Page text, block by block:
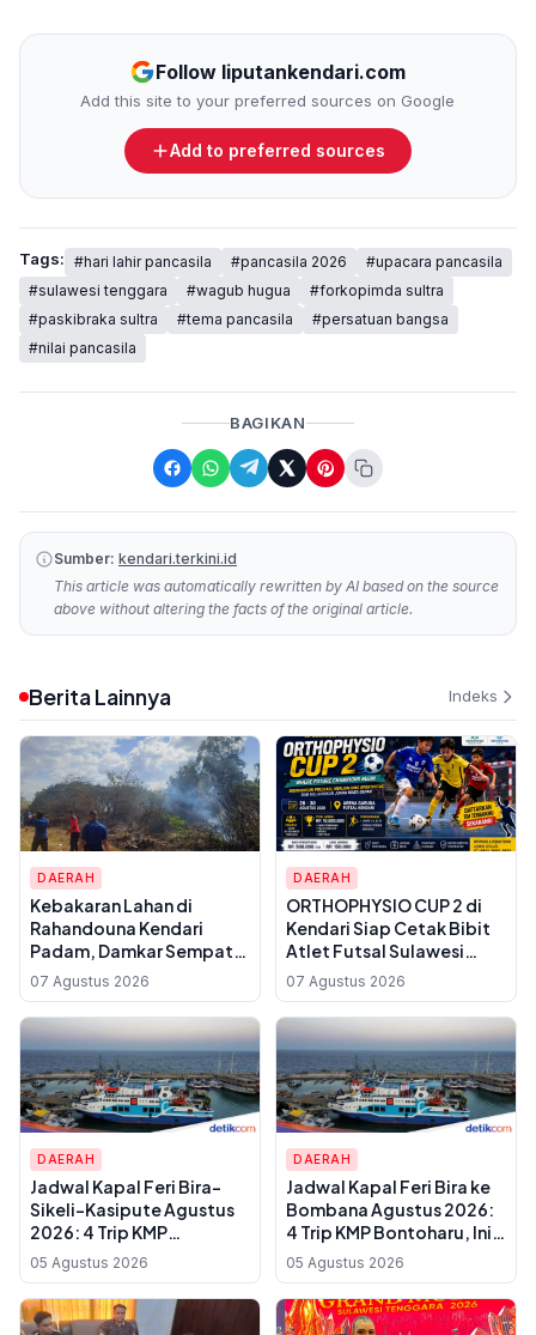
Follow liputankendari.com
Add this site to your preferred sources on Google
Add to preferred sources
Tags: #hari lahir pancasila #pancasila 2026
#upacara pancasila
#sulawesi tenggara
#wagub hugua
#forkopimda sultra
#paskibraka sultra
#tema pancasila
#persatuan bangsa
#nilai pancasila
BAGIKAN
Sumber: kendari.terkini.id
This article was automatically rewritten by AI based on the source
above without altering the facts of the original article.
Berita Lainnya Indeks
DAERAH
Kebakaran Lahan di
Rahandouna Kendari
Padam, Damkar Sempat
Padamkan Api yang
Menyala Kembali
07 Agustus 2026
DAERAH
ORTHOPHYSIO CUP 2 di
Kendari Siap Cetak Bibit
Atlet Futsal Sulawesi
Tenggara, Total Hadiah
Rp10 Juta
07 Agustus 2026
DAERAH
Jadwal Kapal Feri Bira-
Sikeli-Kasipute Agustus
2026: 4 Trip KMP
Bontoharu dan Rincian
Harga Tiket Dewasa
hingga Kendaraan
Golongan IX
05 Agustus 2026
DAERAH
Jadwal Kapal Feri Bira ke
Bombana Agustus 2026:
4 Trip KMP Bontoharu, Ini
Rincian Harga Tiket
Dewasa hingga Golongan
IX
05 Agustus 2026